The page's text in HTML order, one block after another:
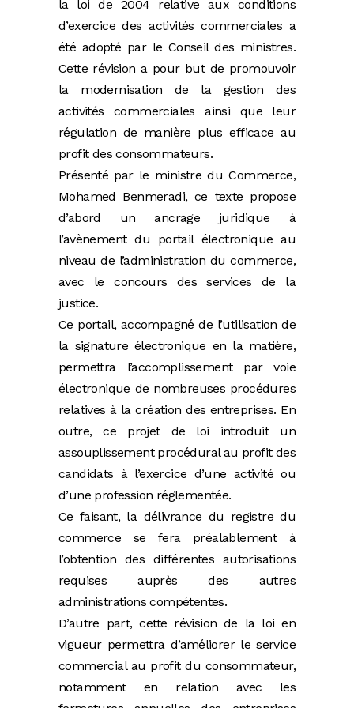
la loi de 2004 relative aux conditions
d’exercice des activités commerciales a
été adopté par le Conseil des ministres.
Cette révision a pour but de promouvoir
la modernisation de la gestion des
activités commerciales ainsi que leur
régulation de manière plus efficace au
profit des consommateurs.
Présenté par le ministre du Commerce,
Mohamed Benmeradi, ce texte propose
d’abord un ancrage juridique à
l’avènement du portail électronique au
niveau de l’administration du commerce,
avec le concours des services de la
justice.
Ce portail, accompagné de l’utilisation de
la signature électronique en la matière,
permettra l’accomplissement par voie
électronique de nombreuses procédures
relatives à la création des entreprises. En
outre, ce projet de loi introduit un
assouplissement procédural au profit des
candidats à l’exercice d’une activité ou
d’une profession réglementée.
Ce faisant, la délivrance du registre du
commerce se fera préalablement à
l’obtention des différentes autorisations
requises auprès des autres
administrations compétentes.
D’autre part, cette révision de la loi en
vigueur permettra d’améliorer le service
commercial au profit du consommateur,
notamment en relation avec les